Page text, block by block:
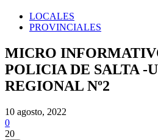
LOCALES
PROVINCIALES
MICRO
POLICIA DE SALTA -
REGIONAL Nº2
10 agosto, 2022
0
20